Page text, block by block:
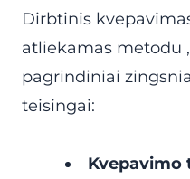
Dirbtinis
atliekamas metodu
pagrindiniai
teisingai:
Kvepavimo